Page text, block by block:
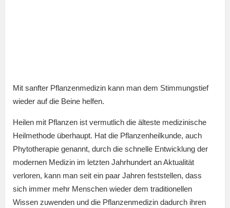
Mit sanfter Pflanzenmedizin kann man dem Stimmungstief
wieder auf die Beine helfen.
Heilen mit Pflanzen ist vermutlich die älteste medizinische
Heilmethode überhaupt. Hat die Pflanzenheilkunde, auch
Phytotherapie genannt, durch die schnelle Entwicklung der
modernen Medizin im letzten Jahrhundert an Aktualität
verloren, kann man seit ein paar Jahren feststellen, dass
sich immer mehr Menschen wieder dem traditionellen
Wissen zuwenden und die Pflanzenmedizin dadurch ihren